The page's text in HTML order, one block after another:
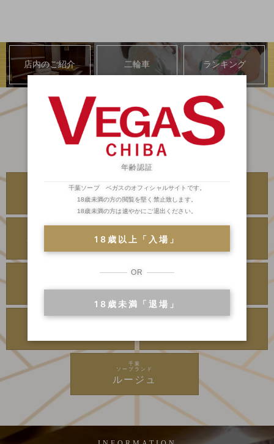
店内のご紹介 二輪車 ランキング
高級ソープランド
琥珀
高級ソープランド
金瓶梅
アラビアンナイト カンカン娘ネオ
グランローズ アカデミー
吉原
千葉
千葉
ソープランド
ルージュ
年齢認証
千葉ソープ ベガスのオフィシャルサイトです。
18歳未満の方の閲覧を堅く禁止致します。
18歳未満の方は速やかにご退出ください。
18歳以上「入場」
OR
18歳未満「退場」